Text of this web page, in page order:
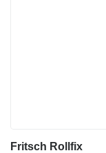
Fritsch Rollfix